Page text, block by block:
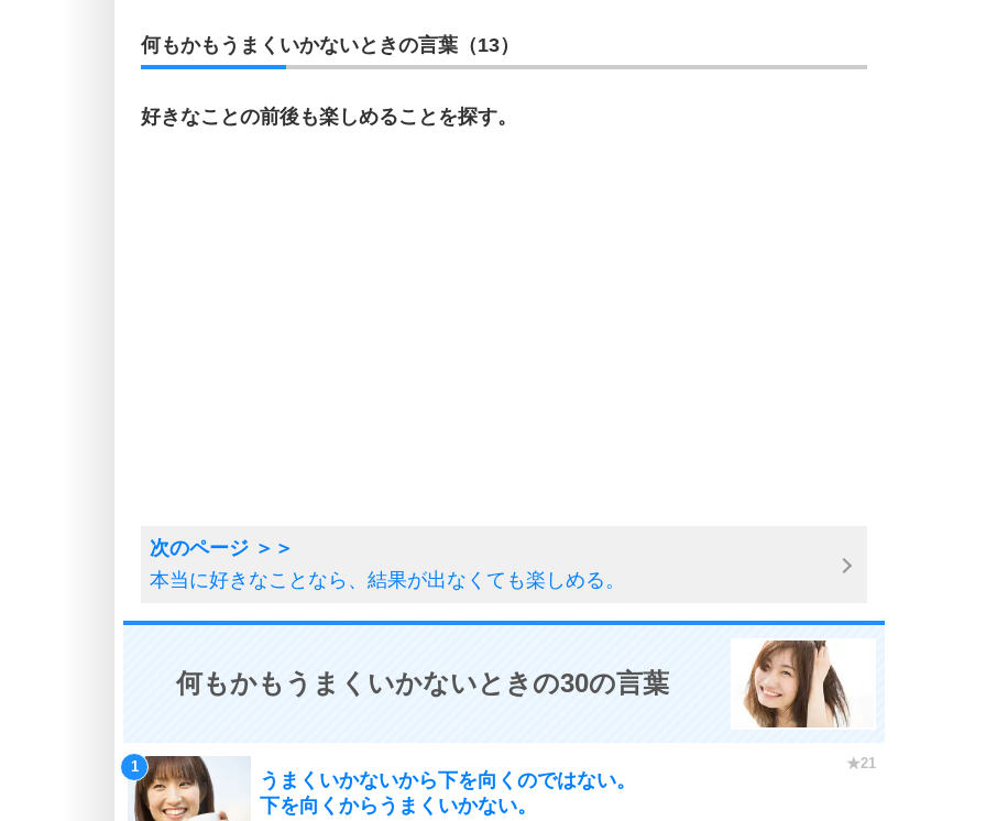
何もかもうまくいかないときの言葉（13）
好きなことの前後も楽しめることを探す。
本当に好きなことなら、結果が出なくても楽しめる。
何もかもうまくいかないときの30の言葉
うまくいかないから下を向くのではない。
下を向くからうまくいかない。